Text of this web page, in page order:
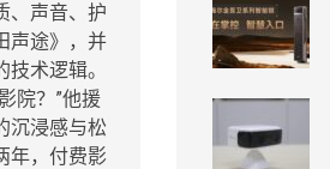
、声音、护
声途》，并
术逻辑。
院？”他援
沉浸感与松
年，付费影